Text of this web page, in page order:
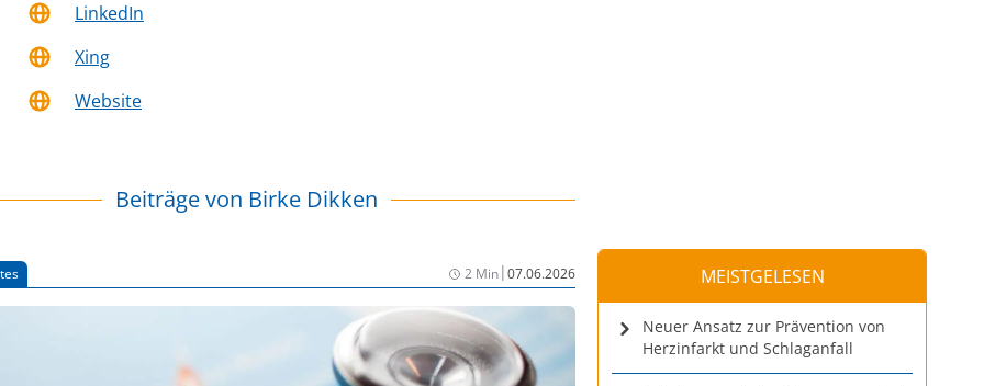
LinkedIn
Xing
Website
Beiträge von Birke Dikken
2 Min|07.06.2026 MEISTGELESEN
Neuer Ansatz zur Prävention von
Herzinfarkt und Schlaganfall